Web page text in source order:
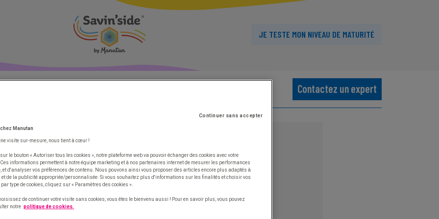
JE TESTE MON NIVEAU DE MATURITÉ
Contactez un expert
PRÉSENTE À VOS CÔTÉS
disponibles pour répondre à toutes vos questions.
formulaire ci-dessous pour les contacter.
Continuer sans accepter
Manutan
visite sur-mesure, nous tient à cœur !
le bouton « Autoriser tous les cookies », notre plateforme web va pouvoir échanger des cookies avec votre
informations permettent à notre équipe marketing et à nos partenaires internet de mesurer les performances
et d'analyser vos préférences de contenu. Nous pouvons ainsi vous proposer des articles encore plus adaptés à
et de la publicité appropriée/personnalisée. Si vous souhaitez plus d'informations sur les finalités et choisir vos
type de cookies, cliquez sur « Paramètres des cookies ».
de continuer votre visite sans cookies, vous êtes le bienvenu aussi ! Pour en savoir plus, vous pouvez
notre politique de cookies.